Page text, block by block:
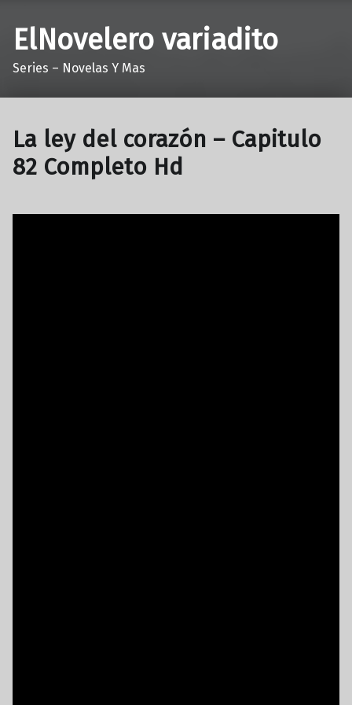
ElNovelero variadito
Series – Novelas Y Mas
La ley del corazón – Capitulo
82 Completo Hd